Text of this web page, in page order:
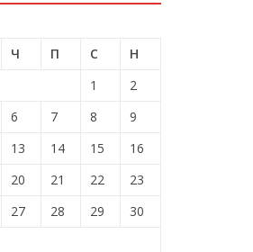
Ч П С
Н
1
2
6 7 8
9
13 14 15
16
20 21 22
23
27 28 29
30